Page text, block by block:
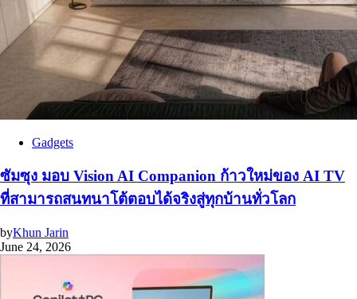
Gadgets
ซัมซุง มอบ Vision AI Companion ก้าวใหม่ของ AI TV
ที่สามารถสนทนาโต้ตอบได้จริงสู่ทุกบ้านทั่วโลก
byKhun Jarin
June 24, 2026